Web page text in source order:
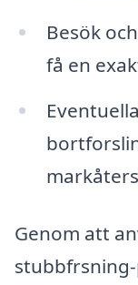
Besök
få en
Genom att